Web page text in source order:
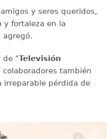
y seres queridos,
y fortaleza en la
agregó.
de "Televisión
también
irreparable pérdida de